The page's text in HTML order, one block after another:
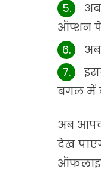
ऑप्शन
बगल में
अब
देख